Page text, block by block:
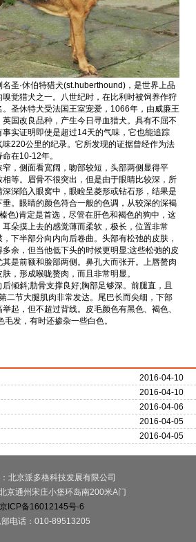
圣·休伯特猎犬(st.huberthound)，是世界上品
觉猎犬之一。八世纪时，在比利时被饲养作狩
圣休特犬受法国王室宠爱，1066年，由威廉王
国改良品种，产生今日寻血猎犬。具有不屈不
实证明即使是超过14天的气味，它也能追踪
220公里的纪录。它所发现的证据曾经作为法
在10-12年。
，侧面看宽阔，吻部较短，头部两侧显得平
等。眉骨不很突出，但是由于眼睛比较深，所
深陷入眼窝中，眼睑呈菱形或钻石形，结果是
。眼睛的颜色符合一般的色调，从较深的深褐
色)肯定是首选，尽管在肝色和褐色的狗中，这
朵摸上去的感觉薄而柔软，极长，位置非常
下半部分向内向后卷曲。头部有松弛的皮肤，
余，但当他低下头的时候更明显;这些松弛的皮
是前额和脸部两侧。鼻孔大而张开。上唇赘肉
，形成喉咙赘肉，而且非常明显。
倾斜;肋骨支撑良好;胸部足够深。前腿直，且
二节大腿肌肉非常发达。尾巴长而尖细，下部
起，但不超过背线。皮毛颜色有黑色、褐色、
发，有时还掺杂一些白色。
2016-04-10
2016-04-10
2016-04-06
2016-04-05
2016-04-05
北京派多格科技发展有限公司
京通州宋庄小堡环岛南200米A门
京ICP备16012145号-6
部电话：010-89513205